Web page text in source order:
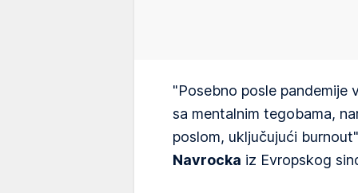
"Posebno posle pandemije
sa mentalnim tegobama,
poslom, uključujući
Navrocka iz Evropskog